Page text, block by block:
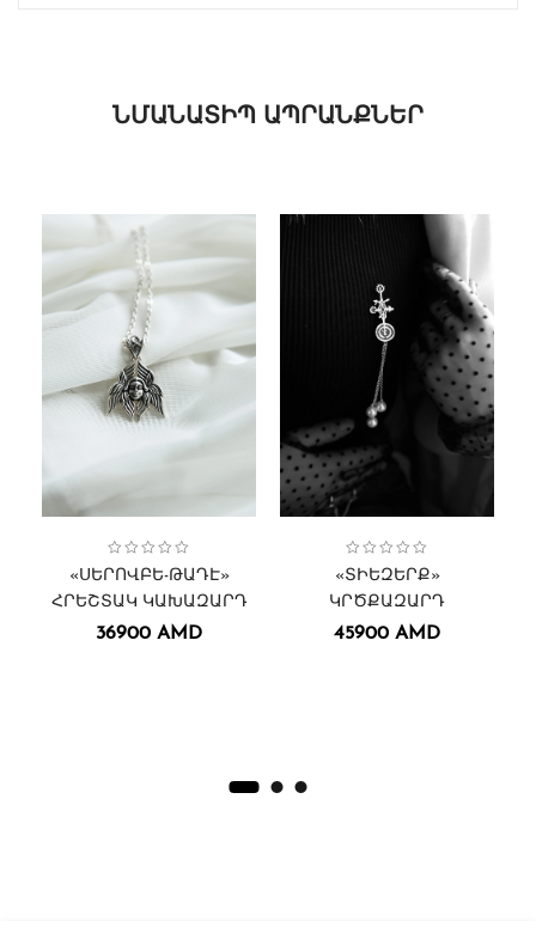
ՆՄԱՆԱՏԻՊ ԱՊՐԱՆՔՆԵՐ
Collection:
Կախազարդեր,
Կախազարդեր․,
Կանացի,
Սերովբե-Թադէ հրեշտակ
«ՍԵՐՈՎԲԵ-ԹԱԴԷ»
ՀՐԵՇՏԱԿ ԿԱԽԱԶԱՐԴ
36900 AMD
Collection:Կանացի,
Կրծքազարդեր․,
Տիեզերք,Տղամարդու
«ՏԻԵԶԵՐՔ»
ԿՐԾՔԱԶԱՐԴ
45900 AMD